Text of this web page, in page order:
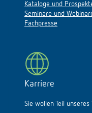
Kataloge und
Seminare und
Fachpresse
Karriere
Sie wollen Teil unseres